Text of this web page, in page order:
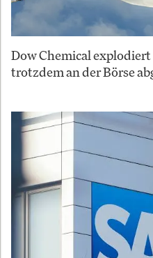
Dow Chemical
trotzdem an der Börse